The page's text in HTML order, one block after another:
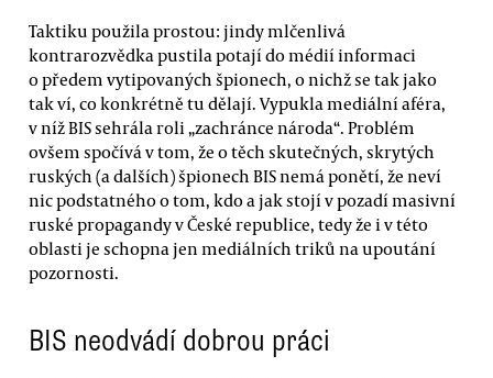
Taktiku použila prostou: jindy mlčenlivá
kontrarozvědka pustila potají do médií informaci
o předem vytipovaných špionech, o nichž se tak jako
tak ví, co konkrétně tu dělají. Vypukla mediální aféra,
v níž BIS sehrála roli „zachránce národa“. Problém
ovšem spočívá v tom, že o těch skutečných, skrytých
ruských (a dalších) špionech BIS nemá ponětí, že neví
nic podstatného o tom, kdo a jak stojí v pozadí masivní
ruské propagandy v České republice, tedy že i v této
oblasti je schopna jen mediálních triků na upoutání
pozornosti.
BIS neodvádí dobrou práci